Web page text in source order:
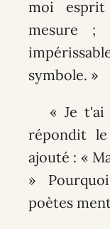
moi
mesure
symbole. »
« Je t'ai
répondit
ajouté : «
»
poètes